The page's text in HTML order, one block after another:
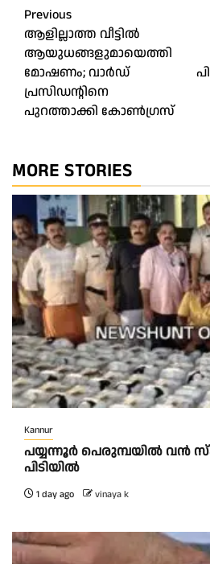
Post
navigation
Previous
ആളില്ലാത്ത വീട്ടില്‍
ആയുധങ്ങളുമായെത്തി
മോഷണം; വാര്‍ഡ്
പ്രസിഡന്റിനെ
പുറത്താക്കി കോണ്‍ഗ്രസ്
MORE STORIES
Kannur
പയ്യന്നൂർ പെരുമ്പയിൽ വൻ
പിടിയിൽ
1 day ago vinaya k